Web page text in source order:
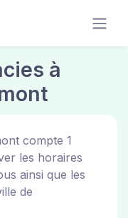
à
compte 1
les horaires
ainsi que les
de